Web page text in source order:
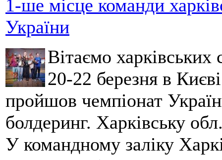
1-ше місце команди
України
Вітаємо
20-22 березня в
пройшов чемпіонат
болдеринг. Харківську
У командному заліку